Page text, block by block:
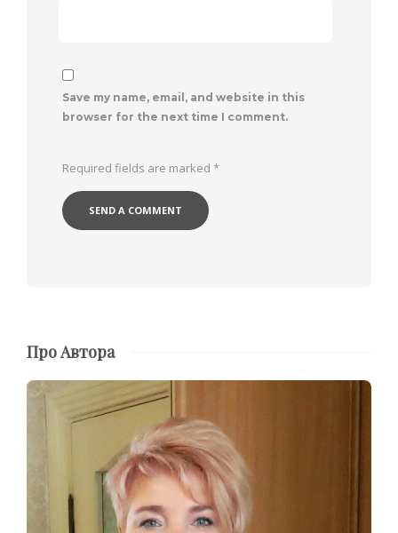
Save my name, email, and website in this
browser for the next time I comment.
Required fields are marked *
Про Автора